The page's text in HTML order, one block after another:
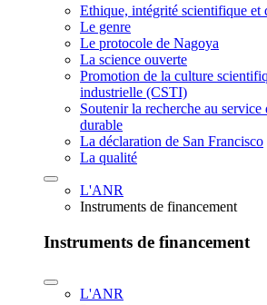
Ethique, intégrité scientifique et
Le genre
Le protocole de Nagoya
La science ouverte
Promotion de la culture
industrielle (CSTI)
Soutenir la recherche au
durable
La déclaration de San Francisco
La qualité
L'ANR
Instruments de financement
Instruments de financement
L'ANR